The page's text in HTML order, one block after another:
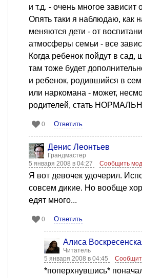
и т.д. - очень многое зависит
Опять таки я наблюдаю, как
меняются дети - от
атмосферы семьи - все
Когда ребенок пойдут в сад,
там тоже будет
и ребенок, родившийся в
или наркомана - может,
родителей, стать
0 Ответить
Денис Леонтьев
Грандмастер
5 января 2008 в 04:27
Сообщить
Я вот девочек удочерил.
совсем дикие. Но вообще
едят много...
0 Ответить
Алиса
Читатель
5 января 2008 в 04:45
*поперхнувшись*